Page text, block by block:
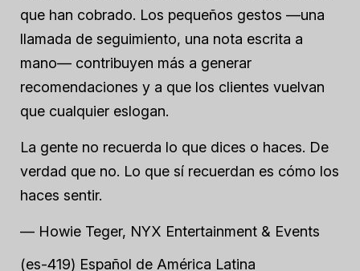
que han cobrado. Los pequeños gestos —una
llamada de seguimiento, una nota escrita a
mano— contribuyen más a generar
recomendaciones y a que los clientes vuelvan
que cualquier eslogan.
La gente no recuerda lo que dices o haces. De
verdad que no. Lo que sí recuerdan es cómo los
haces sentir.
— Howie Teger, NYX Entertainment & Events
(es-419) Español de América Latina